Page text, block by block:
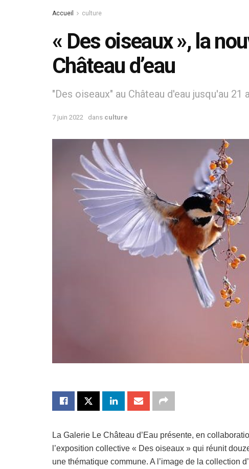
Accueil culture
« Des oiseaux », la
Château d’eau
"Des oiseaux" au Château d'eau jusqu'au 21
7 juin 2022 dans culture
La Galerie Le Château d’Eau présente, en
l’exposition collective « Des oiseaux » qui réunit
une thématique commune. A l’image de la collection